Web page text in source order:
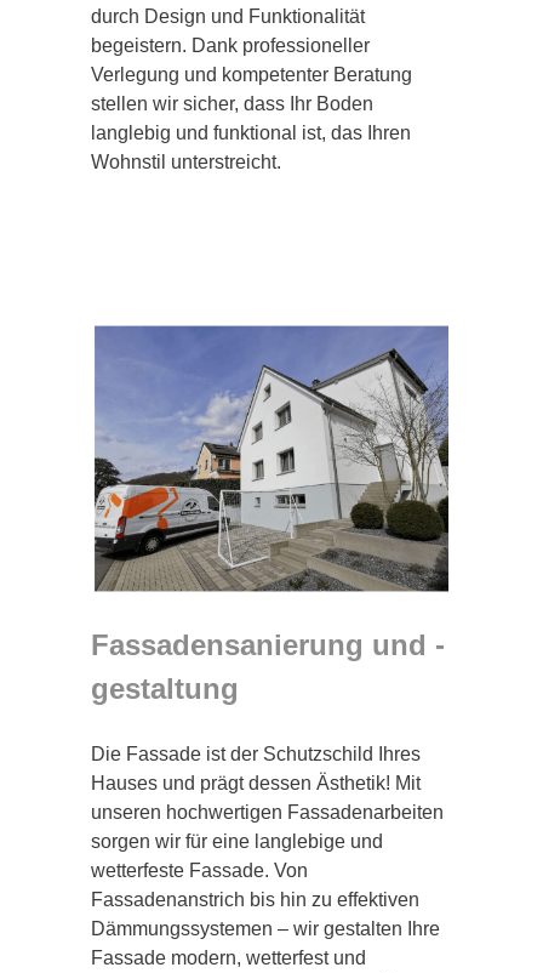
durch Design und Funktionalität
begeistern. Dank professioneller
Verlegung und kompetenter Beratung
stellen wir sicher, dass Ihr Boden
langlebig und funktional ist, das Ihren
Wohnstil unterstreicht.
Fassadensanierung und -
gestaltung
Die Fassade ist der Schutzschild Ihres
Hauses und prägt dessen Ästhetik! Mit
unseren hochwertigen Fassadenarbeiten
sorgen wir für eine langlebige und
wetterfeste Fassade. Von
Fassadenanstrich bis hin zu effektiven
Dämmungssystemen – wir gestalten Ihre
Fassade modern, wetterfest und